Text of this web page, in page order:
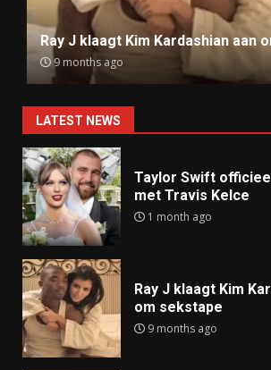
Ray J klaagt Kim Kardashian aan
9 months ago
LATEST NEWS
Taylor Swift
met Travis Kelce
1 month ago
Ray J klaagt Kim
om sekstape
9 months ago